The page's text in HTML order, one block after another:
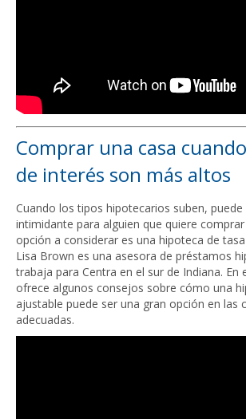
Comprar una casa
de interés son más altos
Cuando los tipos hipotecarios suben,
intimidante para alguien que quiere
opción a considerar es una hipoteca de
Lisa Brown es una asesora de préstamos
trabaja para Centra en el sur de Indiana. En
ofrece algunos consejos sobre cómo una
ajustable puede ser una gran opción en las
adecuadas.